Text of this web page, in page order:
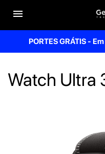

PORTES GRÁTIS -
Watch Ultra